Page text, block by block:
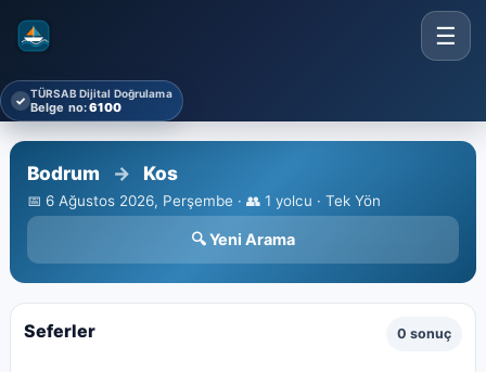
☰
✓ TÜRSAB Dijital Doğrulama
Belge no:6100
Bodrum → Kos
📅 6 Ağustos 2026, Perşembe · 👥 1 yolcu · Tek Yön
🔍 Yeni Arama
Seferler 0 sonuç